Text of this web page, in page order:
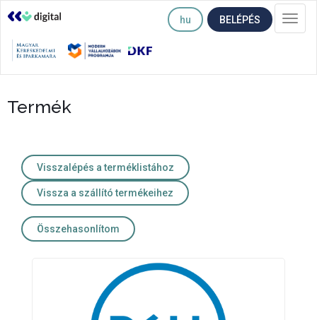
hu BELÉPÉS
Termék
Visszalépés a terméklistához
Vissza a szállító termékeihez
Összehasonlítom